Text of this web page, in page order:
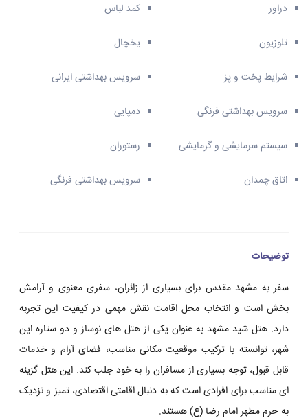
دراور کمد لباس
تلوزیون یخچال
شرایط پخت و پز سرویس بهداشتی ایرانی
سرویس بهداشتی فرنگی دمپایی
سیستم سرمایشی و گرمایشی رستوران
اتاق چمدان سرویس بهداشتی فرنگی
توضیحات
سفر به مشهد مقدس برای بسیاری از زائران، سفری معنوی و آرامش
بخش است و انتخاب محل اقامت نقش مهمی در کیفیت این تجربه
دارد. هتل شید مشهد به عنوان یکی از هتل های نوساز و دو ستاره این
شهر، توانسته با ترکیب موقعیت مکانی مناسب، فضای آرام و خدمات
قابل قبول، توجه بسیاری از مسافران را به خود جلب کند. این هتل گزینه
ای مناسب برای افرادی است که به دنبال اقامتی اقتصادی، تمیز و نزدیک
به حرم مطهر امام رضا (ع) هستند.